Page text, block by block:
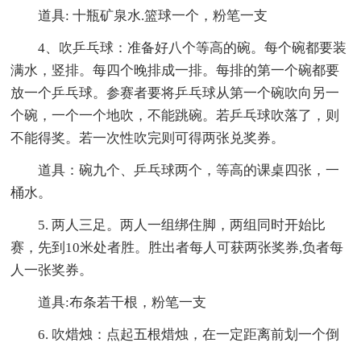
道具: 十瓶矿泉水.篮球一个，粉笔一支
4、吹乒乓球：准备好八个等高的碗。每个碗都要装
满水，竖排。每四个晚排成一排。每排的第一个碗都要
放一个乒乓球。参赛者要将乒乓球从第一个碗吹向另一
个碗，一个一个地吹，不能跳碗。若乒乓球吹落了，则
不能得奖。若一次性吹完则可得两张兑奖券。
道具：碗九个、乒乓球两个，等高的课桌四张，一
桶水。
5. 两人三足。两人一组绑住脚，两组同时开始比
赛，先到10米处者胜。胜出者每人可获两张奖券,负者每
人一张奖券。
道具:布条若干根，粉笔一支
6. 吹焟烛：点起五根焟烛，在一定距离前划一个倒